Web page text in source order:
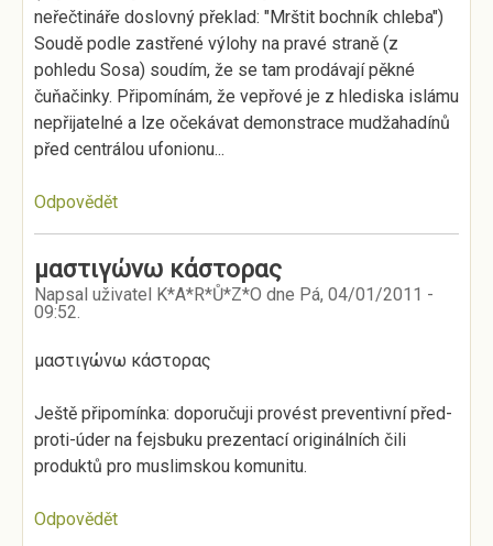
neřečtináře doslovný překlad: "Mrštit bochník chleba")
Soudě podle zastřené výlohy na pravé straně (z
pohledu Sosa) soudím, že se tam prodávají pěkné
čuňačinky. Připomínám, že vepřové je z hlediska islámu
nepřijatelné a lze očekávat demonstrace mudžahadínů
před centrálou ufonionu...
Odpovědět
μαστιγώνω κάστορας
Napsal uživatel K*A*R*Ů*Z*O dne Pá, 04/01/2011 -
09:52.
μαστιγώνω κάστορας
Ještě připomínka: doporučuji provést preventivní před-
proti-úder na fejsbuku prezentací originálních čili
produktů pro muslimskou komunitu.
Odpovědět